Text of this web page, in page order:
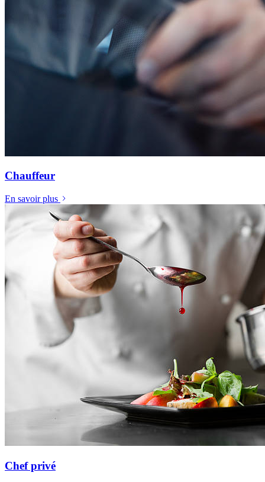
Chauffeur
En savoir plus
Chef privé